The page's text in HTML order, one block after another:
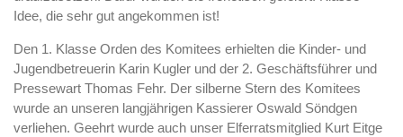
Idee, die sehr gut angekommen ist!
Den 1. Klasse Orden des Komitees erhielten die Kinder- und
Jugendbetreuerin Karin Kugler und der 2. Geschäftsführer und
Pressewart Thomas Fehr. Der silberne Stern des Komitees
wurde an unseren langjährigen Kassierer Oswald Söndgen
verliehen. Geehrt wurde auch unser Elferratsmitglied Kurt Eitge